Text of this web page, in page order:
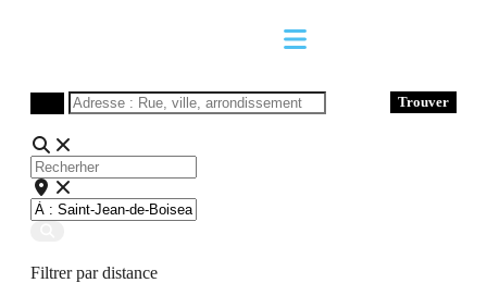
Trouver
Recherher
Adresse
Rue,
arrondissement
Filtrer par distance